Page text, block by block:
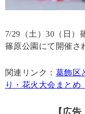
7/29（土）30（日）
篠原公園にて開催さ
関連リンク： 葛飾区
り・花火大会まとめ